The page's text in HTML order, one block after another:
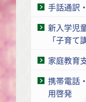
手話通訳
新入学児
「子育て
家庭教育
携帯電話
用啓発